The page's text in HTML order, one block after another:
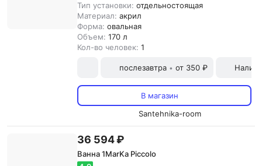
Тип установки: отдельностоящая
Материал: акрил
Форма: овальная
Объем: 170 л
Кол-во человек: 1
послезавтра • от 350 ₽
В магазин
Santehnika-room
36 594 ₽
Ванна 1MarKa Piccolo